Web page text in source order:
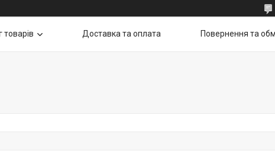
товарів Доставка та оплата Повернення та